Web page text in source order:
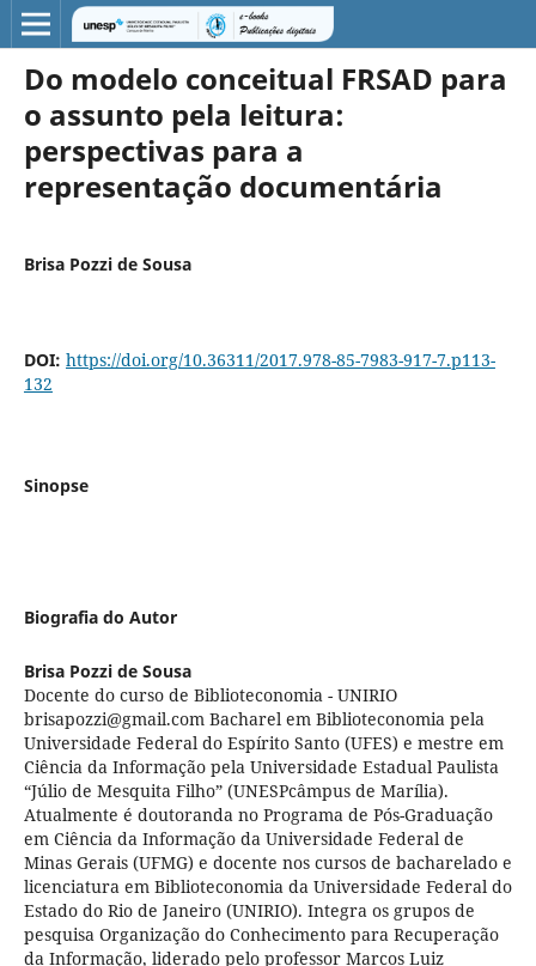
Do modelo conceitual FRSAD para
o assunto pela leitura:
perspectivas para a
representação documentária
Brisa Pozzi de Sousa
DOI: https://doi.org/10.36311/2017.978-85-7983-917-7.p113-
132
Sinopse
Biografia do Autor
Brisa Pozzi de Sousa
Docente do curso de Biblioteconomia - UNIRIO
brisapozzi@gmail.com Bacharel em Biblioteconomia pela
Universidade Federal do Espírito Santo (UFES) e mestre em
Ciência da Informação pela Universidade Estadual Paulista
“Júlio de Mesquita Filho” (UNESPcâmpus de Marília).
Atualmente é doutoranda no Programa de Pós-Graduação
em Ciência da Informação da Universidade Federal de
Minas Gerais (UFMG) e docente nos cursos de bacharelado e
licenciatura em Biblioteconomia da Universidade Federal do
Estado do Rio de Janeiro (UNIRIO). Integra os grupos de
pesquisa Organização do Conhecimento para Recuperação
da Informação, liderado pelo professor Marcos Luiz